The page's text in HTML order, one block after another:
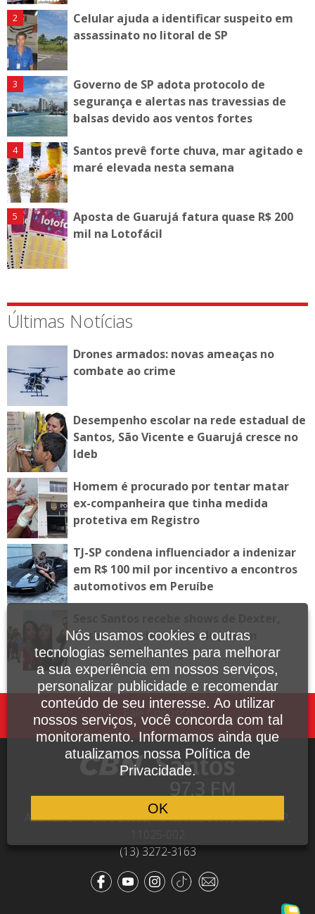
Celular ajuda a identificar suspeito em
assassinato no litoral de SP
Governo de SP adota protocolo de
segurança e alertas nas travessias de
balsas devido aos ventos fortes
Santos prevê forte chuva, mar agitado e
maré elevada nesta semana
Aposta de Guarujá fatura quase R$ 200
mil na Lotofácil
Últimas Notícias
Drones armados: novas ameaças no
combate ao crime
Desempenho escolar na rede estadual de
Santos, São Vicente e Guarujá cresce no
Ideb
Homem é procurado por tentar matar
ex-companheira que tinha medida
protetiva em Registro
TJ-SP condena influenciador a indenizar
em R$ 100 mil por incentivo a encontros
automotivos em Peruíbe
Tasha e Tracie e Tribo de Jah em
programação de agosto
Fale Conosco
Avenida Dr. Pedro Lessa, 1640, sala 809, Santos - SP,
(13) 3272-3163
Nós usamos cookies e outras
tecnologias semelhantes para melhorar
a sua experiência em nossos serviços,
personalizar publicidade e recomendar
conteúdo de seu interesse. Ao utilizar
nossos serviços, você concorda com tal
monitoramento. Informamos ainda que
atualizamos nossa Política de
Privacidade.
OK